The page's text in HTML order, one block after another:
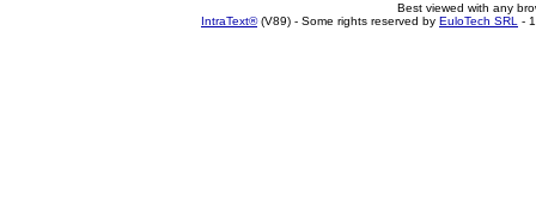
Best viewed with any
IntraText®(V89) - Some rights reserved by EuloTech SRL -